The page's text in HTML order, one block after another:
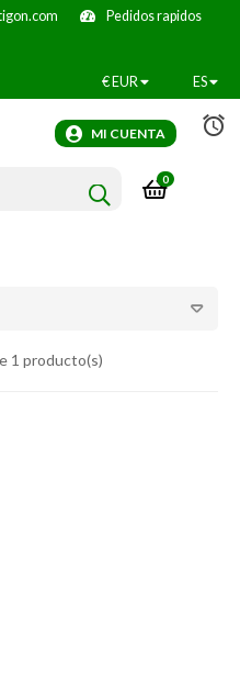
Pedidos rapidos
€ EUR ES
alarm
0
MI CUENTA
1 producto(s)